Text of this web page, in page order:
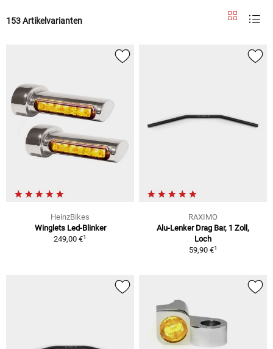
153 Artikelvarianten
HeinzBikes
Winglets Led-Blinker
249,00 €1
RAXIMO
Alu-Lenker Drag Bar, 1 Zoll,
Loch
59,90 €1